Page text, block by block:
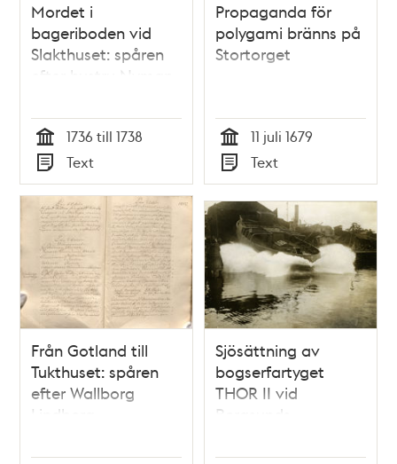
Mordet i
bageriboden vid
Slakthuset: spåren
efter hustru Nyman
Tid
1736 till 1738
Typ
Text
Propaganda för
polygami bränns på
Stortorget
Tid
11 juli 1679
Typ
Text
Från Gotland till
Tukthuset: spåren
efter Wallborg
Lindberg
Sjösättning av
bogserfartyget
THOR II vid
Bergsunds